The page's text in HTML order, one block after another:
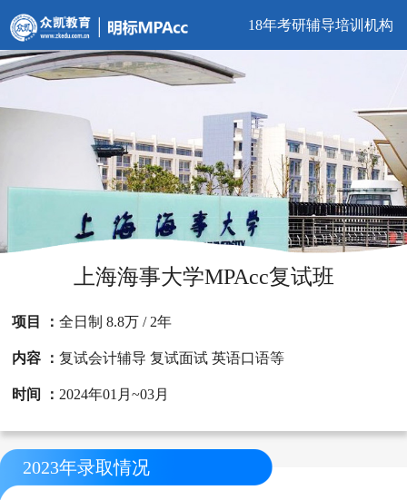
18年考研辅导培训机构
上海海事大学MPAcc复试班
项目 ：全日制 8.8万 / 2年
内容 ：复试会计辅导 复试面试 英语口语等
时间 ： 2024年01月~03月
2023年录取情况